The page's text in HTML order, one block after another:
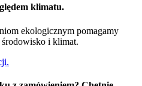
klimatu.
ekologicznym pomagamy
i klimat.